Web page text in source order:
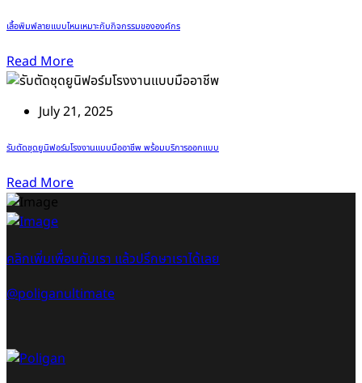
เสื้อพิมพ์ลายแบบไหนเหมาะกับกิจกรรมขององค์กร
Read More
July 21, 2025
รับตัดชุดยูนิฟอร์มโรงงานแบบมืออาชีพ พร้อมบริการออกแบบ
Read More
คลิกเพิ่มเพื่อนกับเรา แล้วปรึกษาเราได้เลย
@poliganultimate